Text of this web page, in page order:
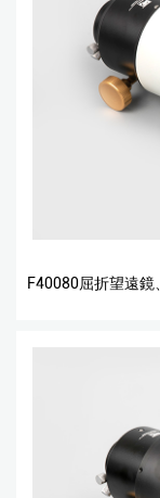
F40080屈折望遠